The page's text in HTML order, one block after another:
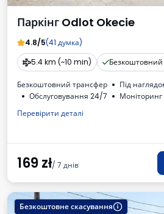
Паркінг Odlot Okecie
4.8/5(41 думка)
5.4 km (~10 min)
Безкоштовний
Безкоштовний трансфер Під
Обслуговування 24/7
Доступні напої
Перевірити деталі
169zł/ 7 днів
Безкоштовне скасування